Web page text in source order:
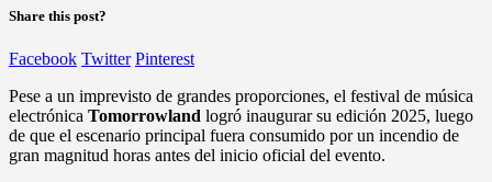
Share this post?
Facebook Twitter Pinterest
Pese a un imprevisto de grandes proporciones, el festival de música
electrónica Tomorrowland logró inaugurar su edición 2025, luego
de que el escenario principal fuera consumido por un incendio de
gran magnitud horas antes del inicio oficial del evento.